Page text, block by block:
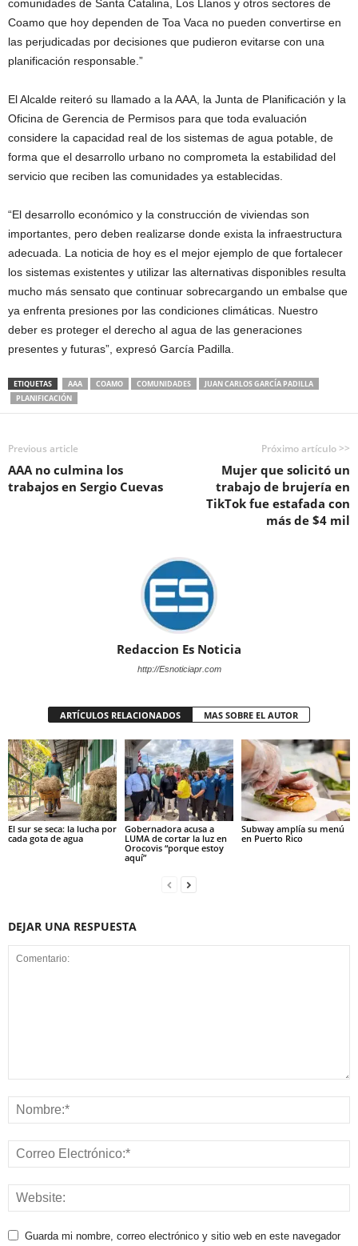
comunidades de Santa Catalina, Los Llanos y otros sectores de
Coamo que hoy dependen de Toa Vaca no pueden convertirse en
las perjudicadas por decisiones que pudieron evitarse con una
planificación responsable.”
El Alcalde reiteró su llamado a la AAA, la Junta de Planificación y la
Oficina de Gerencia de Permisos para que toda evaluación
considere la capacidad real de los sistemas de agua potable, de
forma que el desarrollo urbano no comprometa la estabilidad del
servicio que reciben las comunidades ya establecidas.
“El desarrollo económico y la construcción de viviendas son
importantes, pero deben realizarse donde exista la infraestructura
adecuada. La noticia de hoy es el mejor ejemplo de que fortalecer
los sistemas existentes y utilizar las alternativas disponibles resulta
mucho más sensato que continuar sobrecargando un embalse que
ya enfrenta presiones por las condiciones climáticas. Nuestro
deber es proteger el derecho al agua de las generaciones
presentes y futuras”, expresó García Padilla.
ETIQUETAS AAA COAMO COMUNIDADES
JUAN CARLOS GARCÍA PADILLA
PLANIFICACIÓN
Previous article
AAA no culmina los
trabajos en Sergio Cuevas
Próximo artículo >>
Mujer que solicitó un
trabajo de brujería en
TikTok fue estafada con
más de $4 mil
Redaccion Es Noticia
http://Esnoticiapr.com
ARTÍCULOS RELACIONADOS MAS SOBRE EL AUTOR
El sur se seca: la lucha por
cada gota de agua
Gobernadora acusa a
LUMA de cortar la luz en
Orocovis “porque estoy
aquí”
Subway amplía su menú
en Puerto Rico
DEJAR UNA RESPUESTA
Guarda mi nombre, correo electrónico y sitio web en este navegador